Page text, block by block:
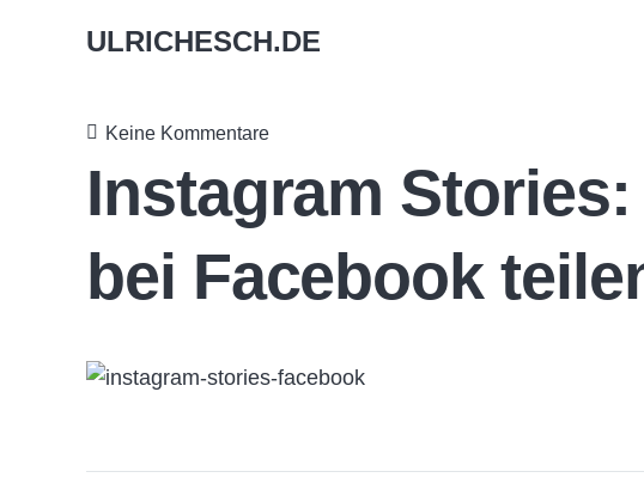
ULRICHESCH.DE
Keine Kommentare
Instagram
bei Facebook